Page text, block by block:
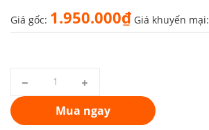
Giá gốc: 1.950.000₫ Giá khuyến mại:
Mua ngay